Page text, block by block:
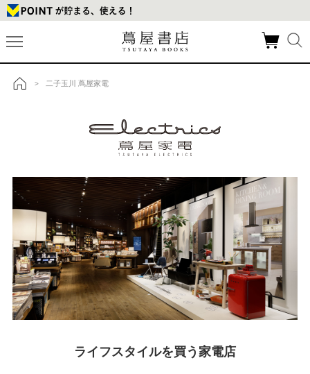
> 二子玉川 蔦屋家電
ライフスタイルを買う家電店